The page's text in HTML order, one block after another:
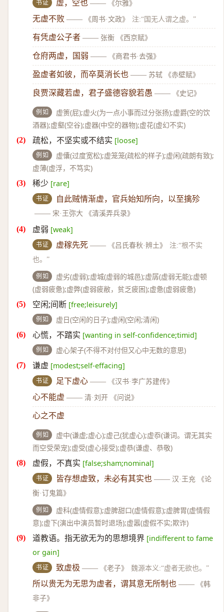
书证 虚，空也 —— 《尔雅》
无虚不败 —— 《周书·文政》 注:“国无人谓之虚。”
有凭虚公子者 —— 张衡 《西京赋》
仓府两虚，国弱 —— 《商君书·去强》
盈虚者如彼，而卒莫消长也 —— 苏轼 《赤壁赋》
良贾深藏若虚，君子盛德容貌若愚 —— 《史记》
例如
虚箦(屁);虚火(为一点小事而过分张扬);虚爵(空的饮
酒器);虚壑(空谷);虚器(中空的器物);虚花(虚幻不实)
疏松，不坚实或不结实 [loose]
例如
虚儾(过度宽松);虚笼笼(疏松的样子);虚闲(疏朗有致);
虚薄(虚浮，不笃实)
稀少 [rare]
书证
自此贼情渐虚，官兵始知所向，以至擒殄
—— 宋·王弥大 《清溪弄兵录》
虚弱 [weak]
书证 虚稼先死 —— 《吕氏春秋·辨土》
注:“根不实
也。”
例如
虚劣(虚弱);虚城(虚弱的城邑);虚孱(虚弱无能);虚顿
(虚弱疲惫);虚弊(虚弱疲敝，贫乏疲困);虚惫(虚弱疲惫)
空闲;间断 [free;leisurely]
例如 虚日(空闲的日子);虚闲(空闲;清闲)
心慌，不踏实 [wanting in self-confidence;timid]
例如 虚心架子(不得不对付但又心中无数的意思)
谦虚 [modest;self-effacing]
书证 足下虚心 —— 《汉书·李广苏建传》
心不能虚 —— 清·刘开 《问说》
心之不虚
例如
虚中(谦虚;虚心);虚己(犹虚心);虚忝(谦词。谓无其实
而空受荣宠);虚受(虚心接受);虚恭(谦虚、恭敬)
虚假，不真实 [false;sham;nominal]
书证 皆存想虚致，未必有其实也 —— 汉·王充 《论
衡·订鬼篇》
例如
虚科(虚情假意);虚脾甜口(虚情假意);虚脾胃(虚情假
意);虚下(演出中演员暂时退场);虚嚣(虚假不实;欺诈)
道教语。指无欲无为的思想境界 [indifferent to fame
or gain]
书证 致虚极 —— 《老子》 魏源本义:“虚者无欲也。”
所以贵无为无思为虚者，谓其意无所制也 ——
《韩
非子》